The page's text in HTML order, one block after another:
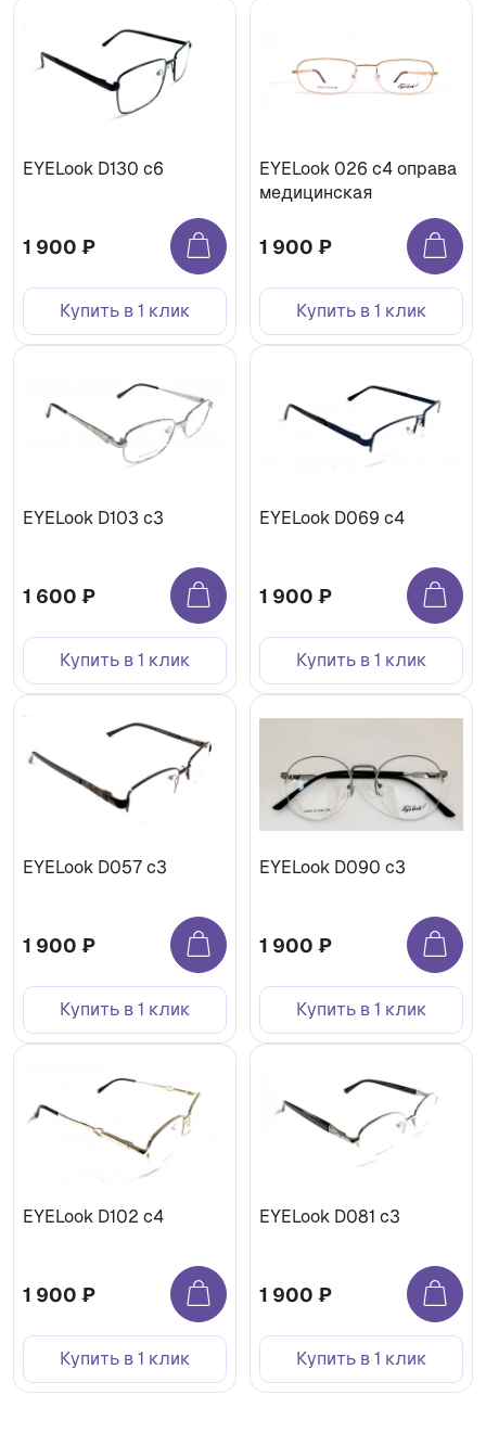
EYELook D130 с6
1 900 ₽
Купить в 1 клик
EYELook 026 c4 оправа
медицинская
1 900 ₽
Купить в 1 клик
EYELook D103 с3
1 600 ₽
Купить в 1 клик
EYELook D069 с4
1 900 ₽
Купить в 1 клик
EYELook D057 с3
1 900 ₽
Купить в 1 клик
EYELook D090 с3
1 900 ₽
Купить в 1 клик
EYELook D102 с4
1 900 ₽
Купить в 1 клик
EYELook D081 с3
1 900 ₽
Купить в 1 клик